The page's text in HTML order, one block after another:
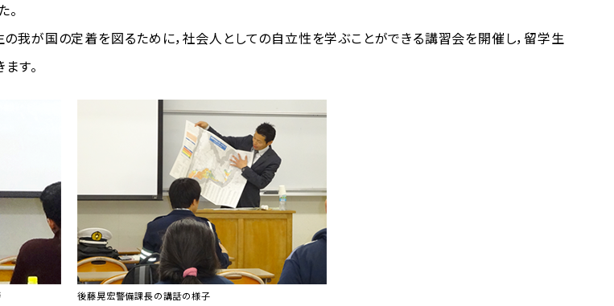
。
が国の定着を図るために，社会人としての自立性を学ぶことができる講習会を開催し，留学生
す。
後藤晃宏警備課長の講話の様子